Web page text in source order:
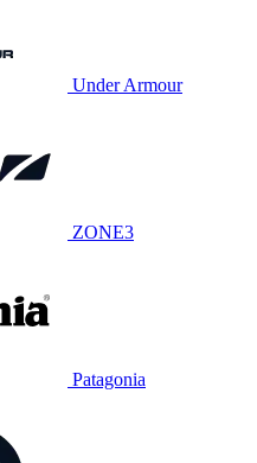
Under Armour
ZONE3
Patagonia